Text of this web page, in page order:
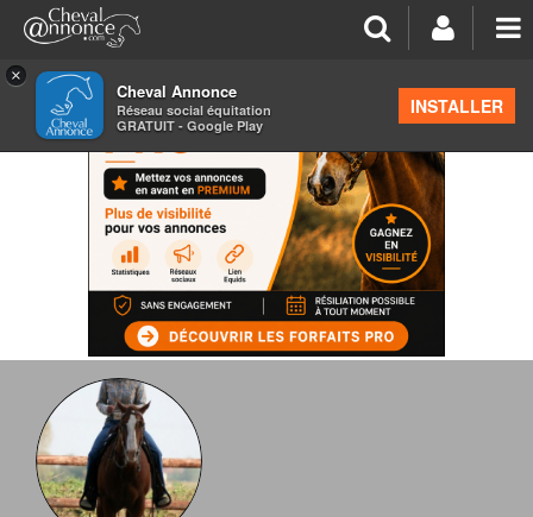
×
Cheval Annonce
Réseau social équitation
GRATUIT - Google Play
INSTALLER